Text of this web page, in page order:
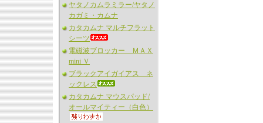
ヤタノカムラミラー/ヤタノ
カガミ・カムナ
カタカムナ マルチフラット
シーツ
電磁波ブロッカー ＭＡＸ
mini Ｖ
ブラックアイガイアス ネ
ックレス
カタカムナ マウスパッド/
オールマイティー（白色）